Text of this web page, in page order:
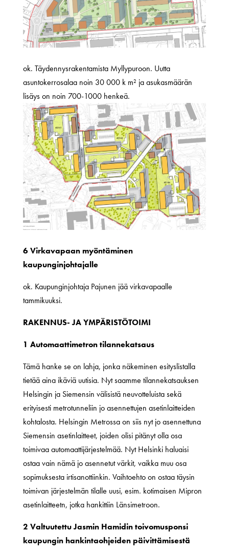
ok. Täydennysrakentamista Myllypuroon. Uutta
asuntokerrosalaa noin 30 000 k m² ja asukasmäärän
lisäys on noin 700-1000 henkeä.
6 Virkavapaan myöntäminen
kaupunginjohtajalle
ok. Kaupunginjohtaja Pajunen jää virkavapaalle
tammikuuksi.
RAKENNUS- JA YMPÄRISTÖTOIMI
1 Automaattimetron tilannekatsaus
Tämä hanke se on lahja, jonka näkeminen esityslistalla
tietää aina ikäviä uutisia. Nyt saamme tilannekatsauksen
Helsingin ja Siemensin välisistä neuvotteluista sekä
erityisesti metrotunneliin jo asennettujen asetinlaitteiden
kohtalosta. Helsingin Metrossa on siis nyt jo asennettuna
Siemensin asetinlaitteet, joiden olisi pitänyt olla osa
toimivaa automaattijärjestelmää. Nyt Helsinki haluaisi
ostaa vain nämä jo asennetut värkit, vaikka muu osa
sopimuksesta irtisanottiinkin. Vaihtoehto on ostaa täysin
toimivan järjestelmän tilalle uusi, esim. kotimaisen Mipron
asetinlaitteetn, jotka hankittiin Länsimetroon.
2 Valtuutettu Jasmin Hamidin toivomusponsi
kaupungin hankintaohjeiden päivittämisestä